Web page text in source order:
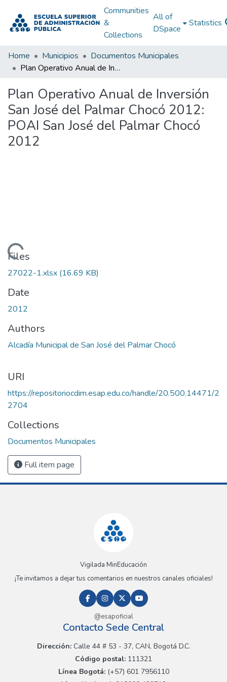
Communities
&
Collections
All of
DSpace
Statistics
Home Municipios
Documentos Municipales
Plan Operativo Anual de Inversión San José del Palmar Chocó 2012: POAI San José del Palmar Chocó 2012
Plan Operativo Anual de Inversión
San José del Palmar Chocó 2012:
POAI San José del Palmar Chocó
2012
Loading...
Files
27022-1.xlsx (16.69 KB)
Date
2012
Authors
Alcadía Municipal de San José del Palmar Chocó
URI
https://repositoriocdim.esap.edu.co/handle/20.500.14471/2
2704
Collections
Documentos Municipales
Full item page
Vigilada MinEducación
¡Te invitamos a dejar tus comentarios en nuestros canales oficiales!
@esapoficial
Contacto Sede Central
Dirección:Calle 44 # 53 - 37, CAN, Bogotá D.C.
Código postal: 111321
Línea Bogotá:(+57) 601 7956110